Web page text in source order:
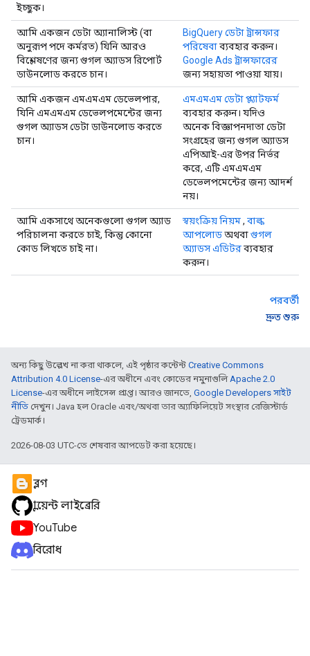
ইচ্ছুক।
আমি একজন ডেটা অ্যানালিস্ট (বা
অনুরূপ পদে কর্মরত) যিনি আরও
বিশ্লেষণের জন্য গুগল অ্যাডস রিপোর্ট
ডাউনলোড করতে চান।
BigQuery ডেটা ট্রান্সফার
পরিষেবাব্যবহার করুন।
Google Ads ট্রান্সফারের
জন্য সহায়তা পাওয়া যায়।
আমি একজন এমএমএম ডেভেলপার,
যিনি এমএমএম ডেভেলপমেন্টের জন্য
গুগল অ্যাডস ডেটা ডাউনলোড করতে
চান।
এমএমএম ডেটা প্ল্যাটফর্ম
ব্যবহার করুন। যদিও
অনেক বিজ্ঞাপনদাতা ডেটা
সংগ্রহের জন্য গুগল অ্যাডস
এপিআই-এর উপর নির্ভর
করে, এটি এমএমএম
ডেভেলপমেন্টের জন্য আদর্শ
নয়।
আমি একসাথে অনেকগুলো গুগল অ্যাড
পরিচালনা করতে চাই, কিন্তু কোনো
কোড লিখতে চাই না।
স্বয়ংক্রিয় নিয়ম, বাল্ক
আপলোডঅথবাগুগল
অ্যাডস এডিটরব্যবহার
করুন।
পরবর্তী
দ্রুত শুরু
অন্য কিছু উল্লেখ না করা থাকলে, এই পৃষ্ঠার কন্টেন্ট Creative Commons
Attribution 4.0 License-এর অধীনে এবং কোডের নমুনাগুলিApache 2.0
License-এর অধীনে লাইসেন্স প্রাপ্ত। আরও জানতে, Google Developers সাইট
নীতি দেখুন। Java হল Oracle এবং/অথবা তার অ্যাফিলিয়েট সংস্থার রেজিস্টার্ড
ট্রেডমার্ক।
2026-08-03 UTC-তে শেষবার আপডেট করা হয়েছে।
ব্লগ
ক্লায়েন্ট লাইব্রেরি
YouTube
বিরোধ